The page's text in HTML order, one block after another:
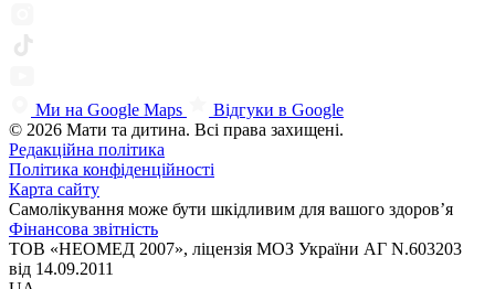
Ми на Google Maps
Відгуки в Google
© 2026 Мати та дитина. Всі права захищені.
Редакційна політика
Політика конфіденційності
Карта сайту
Самолікування може бути шкідливим для вашого здоров’я
Фінансова звітність
ТОВ «НЕОМЕД 2007», ліцензія МОЗ України АГ N.603203
від 14.09.2011